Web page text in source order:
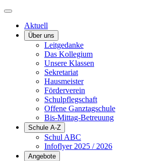
Aktuell
Über uns
Leitgedanke
Das Kollegium
Unsere Klassen
Sekretariat
Hausmeister
Förderverein
Schulpflegschaft
Offene Ganztagschule
Bis-Mittag-Betreuung
Schule A-Z
Schul ABC
Infoflyer 2025 / 2026
Angebote